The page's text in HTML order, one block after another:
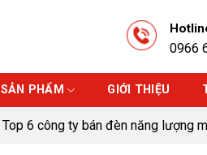
0966
SẢN PHẨM GIỚI THIỆU
Top 6 công ty bán đèn năng lượng